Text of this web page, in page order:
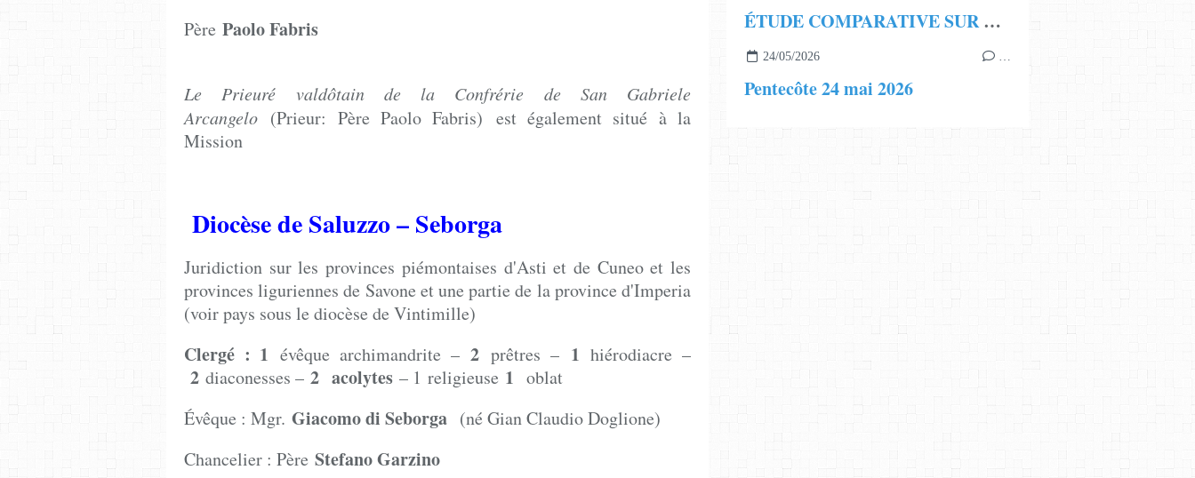
PèrePaolo Fabris
Le Prieuré valdôtain de la Confrérie de San Gabriele
Arcangelo (Prieur: Père Paolo Fabris) est également situé à la
Mission
Diocèse de Saluzzo – Seborga
Juridiction sur les provinces piémontaises d'Asti et de Cuneo et les
provinces liguriennes de Savone et une partie de la province d'Imperia
(voir pays sous le diocèse de Vintimille)
Clergé : 1 évêque archimandrite –2 prêtres – 1 hiérodiacre –
2 diaconesses – 2 acolytes – 1 religieuse 1 oblat
Évêque : Mgr. Giacomo di Seborga (né Gian Claudio Doglione)
Chancelier : Père Stefano Garzino
ÉTUDE COMPARATIVE SUR LA LÉGITIMITÉ DE LA LIGNÉE BORISSIENNE
24/05/2026 …
Pentecôte 24 mai 2026